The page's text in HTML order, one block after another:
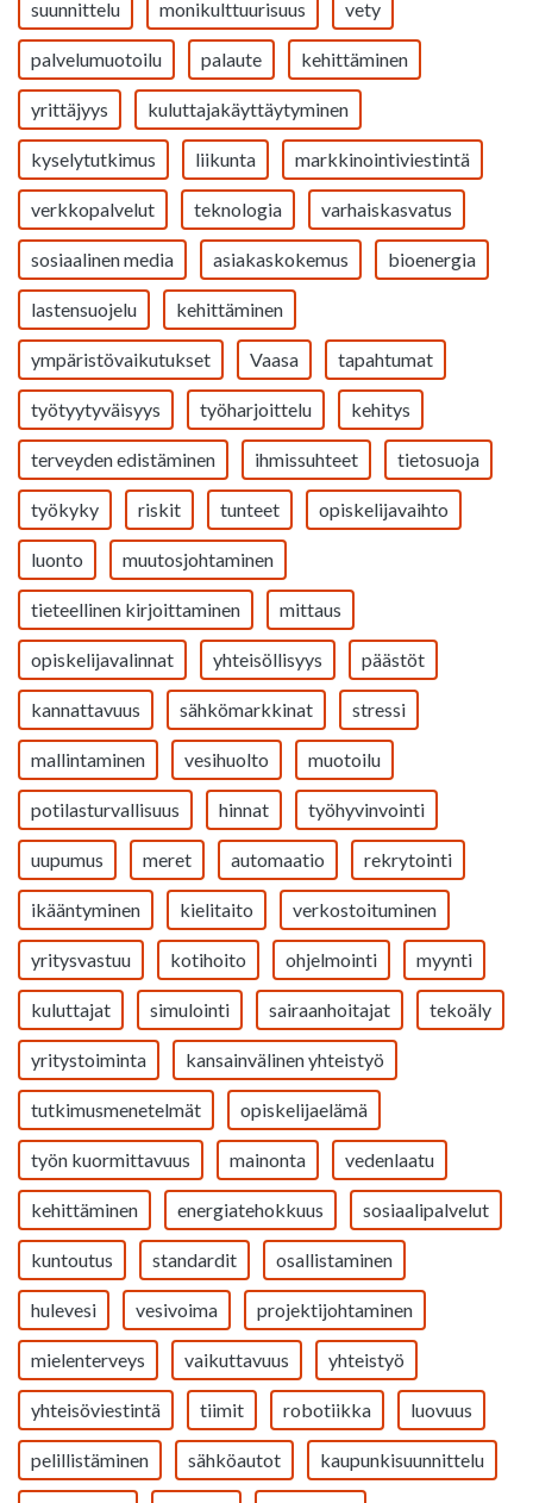
suunnittelu monikulttuurisuus vety
palvelumuotoilu palaute kehittäminen
yrittäjyys kuluttajakäyttäytyminen
kyselytutkimus liikunta markkinointiviestintä
verkkopalvelut teknologia varhaiskasvatus
sosiaalinen media asiakaskokemus bioenergia
lastensuojelu kehittäminen
ympäristövaikutukset Vaasa tapahtumat
työtyytyväisyys työharjoittelu kehitys
terveyden edistäminen ihmissuhteet tietosuoja
työkyky riskit tunteet opiskelijavaihto
luonto muutosjohtaminen
tieteellinen kirjoittaminen mittaus
opiskelijavalinnat yhteisöllisyys päästöt
kannattavuus sähkömarkkinat stressi
mallintaminen vesihuolto muotoilu
potilasturvallisuus hinnat työhyvinvointi
uupumus meret automaatio rekrytointi
ikääntyminen kielitaito verkostoituminen
yritysvastuu kotihoito ohjelmointi myynti
kuluttajat simulointi sairaanhoitajat tekoäly
yritystoiminta kansainvälinen yhteistyö
tutkimusmenetelmät opiskelijaelämä
työn kuormittavuus mainonta vedenlaatu
kehittäminen energiatehokkuus sosiaalipalvelut
kuntoutus standardit osallistaminen
hulevesi vesivoima projektijohtaminen
mielenterveys vaikuttavuus yhteistyö
yhteisöviestintä tiimit robotiikka luovuus
pelillistäminen sähköautot kaupunkisuunnittelu